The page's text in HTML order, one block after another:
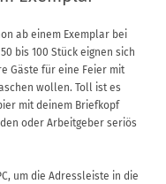
ab einem Exemplar bei
bis 100 Stück eignen sich
Gäste für eine Feier mit
wollen. Toll ist es
mit deinem Briefkopf
oder Arbeitgeber seriös
um die Adressleiste in die